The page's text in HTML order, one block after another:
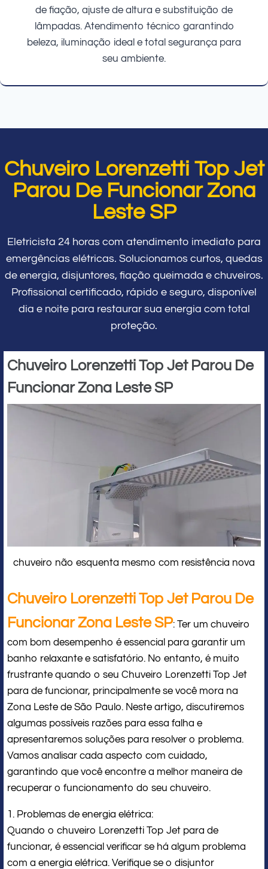
de fiação, ajuste de altura e substituição de
lâmpadas. Atendimento técnico garantindo
beleza, iluminação ideal e total segurança para
seu ambiente.
Chuveiro Lorenzetti Top Jet
Parou De Funcionar Zona
Leste SP
Eletricista 24 horas com atendimento imediato para
emergências elétricas. Solucionamos curtos, quedas
de energia, disjuntores, fiação queimada e chuveiros.
Profissional certificado, rápido e seguro, disponível
dia e noite para restaurar sua energia com total
proteção.
Chuveiro Lorenzetti Top Jet Parou De
Funcionar Zona Leste SP
chuveiro não esquenta mesmo com resistência nova
Chuveiro Lorenzetti Top Jet Parou De
Funcionar Zona Leste SP: Ter um chuveiro
com bom desempenho é essencial para garantir um
banho relaxante e satisfatório. No entanto, é muito
frustrante quando o seu Chuveiro Lorenzetti Top Jet
para de funcionar, principalmente se você mora na
Zona Leste de São Paulo. Neste artigo, discutiremos
algumas possíveis razões para essa falha e
apresentaremos soluções para resolver o problema.
Vamos analisar cada aspecto com cuidado,
garantindo que você encontre a melhor maneira de
recuperar o funcionamento do seu chuveiro.
1. Problemas de energia elétrica:
Quando o chuveiro Lorenzetti Top Jet para de
funcionar, é essencial verificar se há algum problema
com a energia elétrica. Verifique se o disjuntor